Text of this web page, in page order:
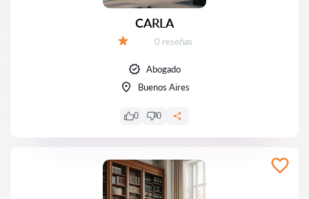
CARLA
Número de reseñas:
0 reseñas
Abogado
Buenos Aires
0 0